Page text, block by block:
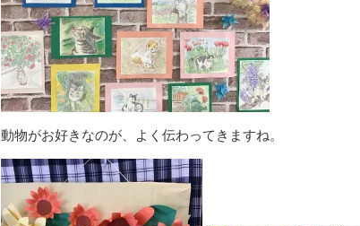
動物がお好きなのが、よく伝わってきますね。